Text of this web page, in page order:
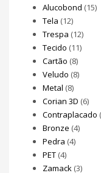
Alucobond (15)
Tela (12)
Trespa (12)
Tecido (11)
Cartão (8)
Veludo (8)
Metal (8)
Corian 3D (6)
Contraplacado
Bronze (4)
Pedra (4)
PET (4)
Zamack (3)